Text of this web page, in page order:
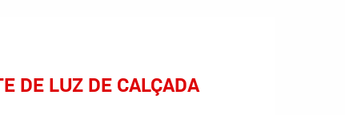
DE LUZ DE CALÇADA